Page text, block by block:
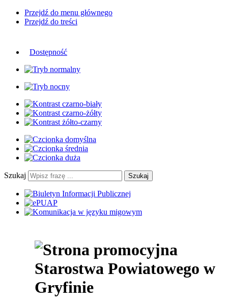
Przejdź do menu głównego
Przejdź do treści
Dostępność
Szukaj Szukaj